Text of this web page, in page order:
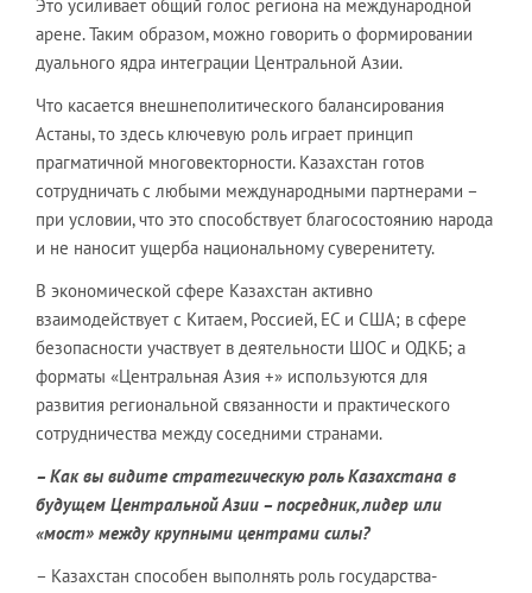
Это усиливает общий голос региона на международной
арене. Таким образом, можно говорить о формировании
дуального ядра интеграции Центральной Азии.
Что касается внешнеполитического балансирования
Астаны, то здесь ключевую роль играет принцип
прагматичной многовекторности. Казахстан готов
сотрудничать с любыми международными партнерами –
при условии, что это способствует благосостоянию народа
и не наносит ущерба национальному суверенитету.
В экономической сфере Казахстан активно
взаимодействует с Китаем, Россией, ЕС и США; в сфере
безопасности участвует в деятельности ШОС и ОДКБ; а
форматы «Центральная Азия +» используются для
развития региональной связанности и практического
сотрудничества между соседними странами.
– Как вы видите стратегическую роль Казахстана в
будущем Центральной Азии – посредник, лидер или
«мост» между крупными центрами силы?
– Казахстан способен выполнять роль государства-